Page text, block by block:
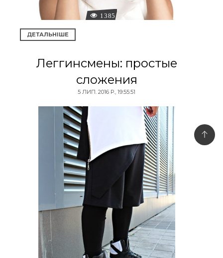
1385
ДЕТАЛЬНІШЕ
Леггинсмены: простые
сложения
5 ЛИП. 2016 Р., 19:55:51